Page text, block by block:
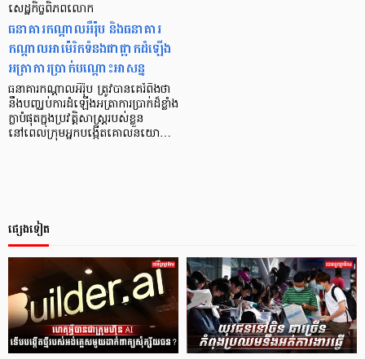
សេដ្ឋកិច្ចពិភពលោក
ធនាគារកណ្ដាលអឺរ៉ុប និងធនាគារ
កណ្ដាលអាម៉េរិកទំនងជាផ្អាកដំឡើង
អត្រាការប្រាក់បណ្ដោះអាសន្ន
ធនាគារកណ្តាលអឺរ៉ុប ត្រូវបានគេរំពឹងថា
នឹងបញ្ឈប់ការដំឡើងអត្រាការប្រាក់ដ៏ខ្លាំង
ក្លាបំផុតក្នុងប្រវត្តិសាស្ត្ររបស់ខ្លួន
នៅពេលក្រុមអ្នកបង្កើតគោលនយោ…
ផ្សេងទៀត